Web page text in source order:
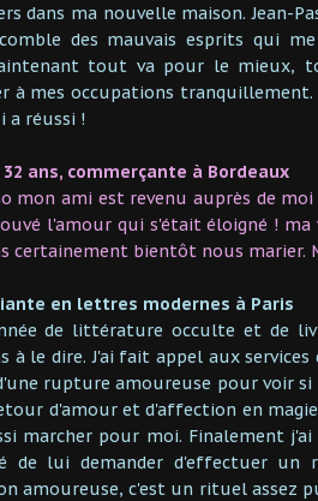
dans ma nouvelle maison. Jean-
des mauvais esprits qui
tout va pour le mieux,
à mes occupations
a réussi !
ans, commerçante à Bordeaux
mon ami est revenu auprès de
l'amour qui s'était éloigné ! ma
certainement bientôt nous marier.
en lettres modernes à Paris
de littérature occulte et de
le dire. J'ai fait appel aux services
rupture amoureuse pour voir si
d'amour et d'affection en
marcher pour moi. Finalement j'ai
de lui demander d'effectuer un
amoureuse, c'est un rituel assez